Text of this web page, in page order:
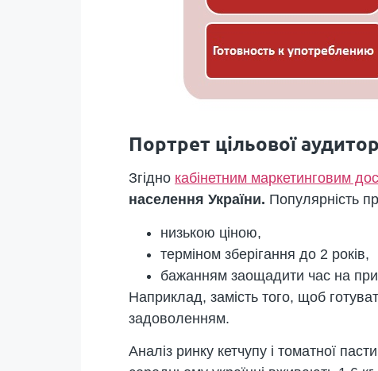
Портрет цільової
Згідно кабінетним маркетинговим
населення України. Популярність
низькою ціною,
терміном зберігання до 2 років,
бажанням заощадити час на
Наприклад, замість того, щоб
задоволенням.
Аналіз ринку кетчупу і томатної